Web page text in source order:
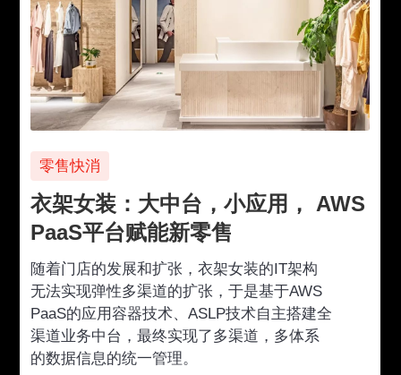
零售快消
衣架女装：大中台，小应用， AWS
PaaS平台赋能新零售
随着门店的发展和扩张，衣架女装的IT架构
无法实现弹性多渠道的扩张，于是基于AWS
PaaS的应用容器技术、ASLP技术自主搭建全
渠道业务中台，最终实现了多渠道，多体系
的数据信息的统一管理。